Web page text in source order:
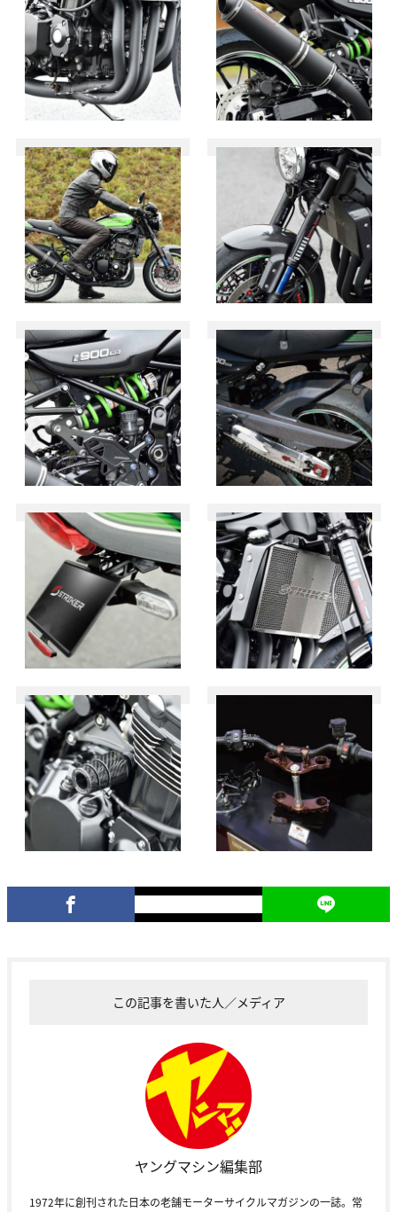
この記事を書いた人／メディア
ヤングマシン編集部
1972年に創刊された日本の老舗モーターサイクルマガジンの一誌。常